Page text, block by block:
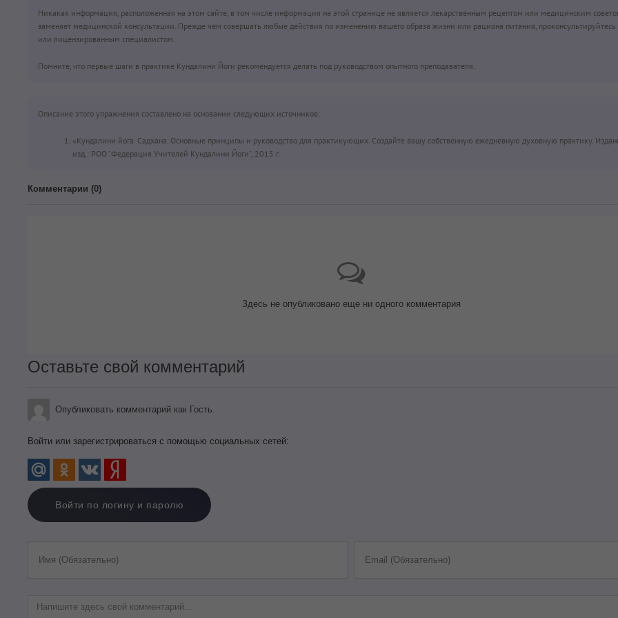
Никакая информация, расположенная на этом сайте, в том числе информация на этой странице не является лекарственным рецептом или медицинским
заменяет медицинской консультации. Прежде чем совершать любые действия по изменению вашего образа жизни или рациона питания, проконсультируйтесь
или лицензированным специалистом.
Помните, что первые шаги в практике Кундалини Йоги рекомендуется делать под руководством опытного преподавателя.
Описание этого упражнения составлено на основании следующих источников:
«Кундалини йога. Садхана. Основные принципы и руководство для практикующих. Создайте вашу собственную ежедневную духовную практику.
изд.: РОО "Федерация Учителей Кундалини Йоги", 2015 г.
Комментарии (0)
Здесь не опубликовано еще ни одного комментария
Оставьте свой комментарий
Опубликовать комментарий как Гость.
Войти или зарегистрироваться с помощью социальных сетей:
Войти по логину и паролю
Имя (Обязательно) Email (Обязательно)